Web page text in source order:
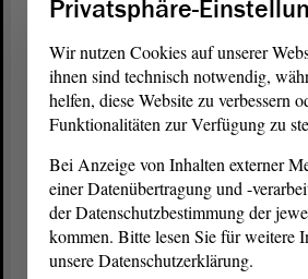
die Kosten zur weiteren
getragen werden können.
Sozialministeriums muss also
auch abgestimmt werden, ob
eines Patientenakten-
kann. Dies baut allerdings auf die
Krankenhausträger, die
Errichtung eines solchen Fonds zu
Voraussetzung hierfür wäre ein
Privatsphäre-
Wir nutzen Cookies auf unserer
ihnen sind technisch notwendig,
helfen, diese Website zu verbessern
Funktionalitäten zur Verfügung zu
Bei Anzeige von Inhalten externer
einer Datenübertragung und -
der Datenschutzbestimmung der
kommen. Bitte lesen Sie für weitere
unsere Datenschutzerklärung.